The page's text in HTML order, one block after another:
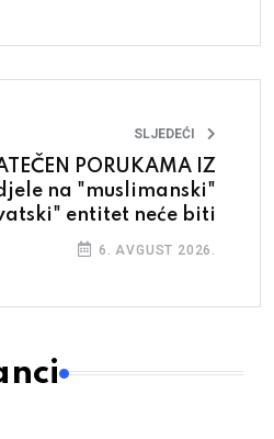
SLJEDEĆI
PORUKAMA IZ
na "muslimanski"
entitet neće biti
6. AVGUST 2026.